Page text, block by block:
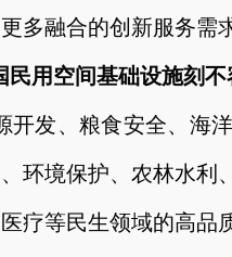
多融合的创新服务需
民用空间基础设施刻不
开发、粮食安全、海
环境保护、农林水利
疗等民生领域的高